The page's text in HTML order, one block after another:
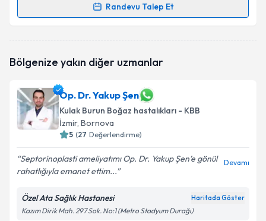
Kişisel verilerimin işlenmesine ilişkin
Metni'ni okudum ve kişisel verilerimin belirtilen
Takvim Talebini Gönder
Randevu Talep Et
Randevu Takvimi Talebi
oluşturun. Size bu uzmandan randevu almanız için bir
E-posta Adresiniz
Kişisel verilerimin işlenmesine ilişkinAydınlatma
Metni'ni okudum ve kişisel verilerimin belirtilen
Takvim Talebini Gönder
Bölgenize yakın diğer uzmanlar
Op. Dr. Yakup Şen
Kulak Burun Boğaz hastalıkları - KBB
İzmir, Bornova
5 (27 Değerlendirme)
Septorinoplasti ameliyatımı Op. Dr. Yakup Şen’e gönül
rahatlığıyla emanet ettim...
Devamı
Özel Ata Sağlık Hastanesi Haritada Göster
Kazım Dirik Mah. 297 Sok. No:1 (Metro Stadyum Durağı)